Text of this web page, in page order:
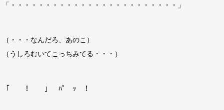
「・・・・・・・・・・・・・・・・・・・・・・・・」
（・・・なんだろ、あのこ）
（うしろむいてこっちみてる・・・）
「 ！ 」 ﾊﾟ ｯ ！